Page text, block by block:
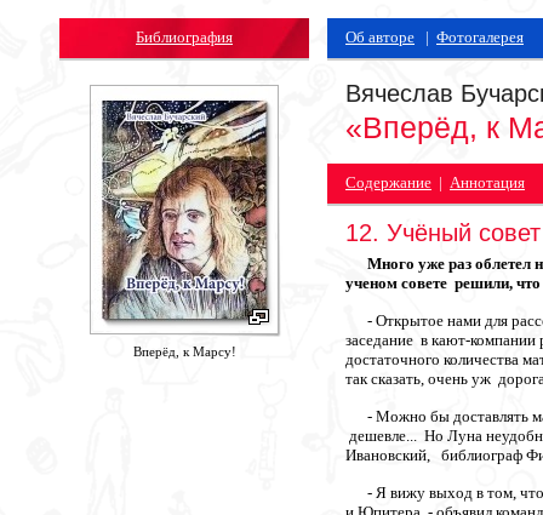
Библиография
Вперёд, к Марсу!
Об авторе | Фотогалерея
Вячеслав
«Вперёд, к
Содержание | Аннотация
12. Учёный
Много уже раз облетел
ученом совете решили,
- Открытое нами для
заседание в кают-
достаточного количества
так сказать, очень уж
- Можно бы доставлять
дешевле... Но Луна
Ивановский, библиограф
- Я вижу выход в том,